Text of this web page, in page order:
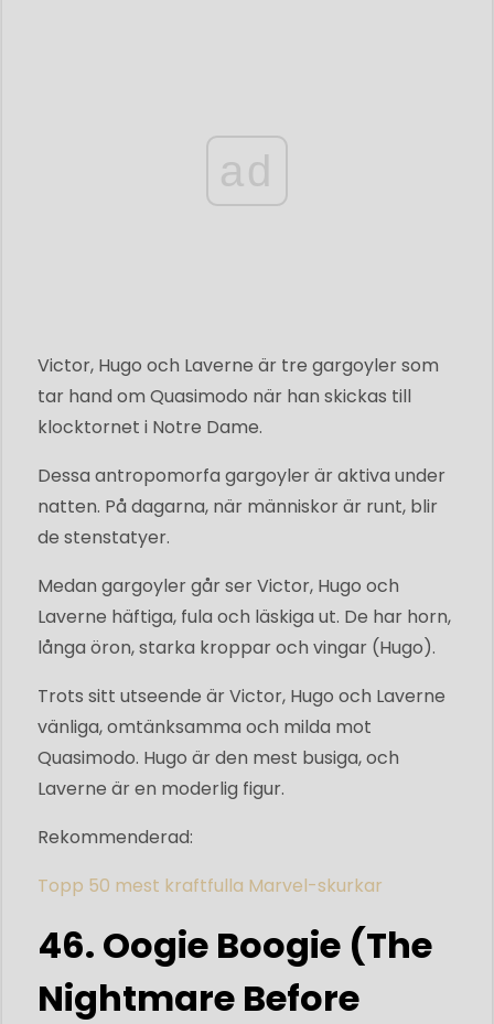
ad
Victor, Hugo och Laverne är tre gargoyler som
tar hand om Quasimodo när han skickas till
klocktornet i Notre Dame.
Dessa antropomorfa gargoyler är aktiva under
natten. På dagarna, när människor är runt, blir
de stenstatyer.
Medan gargoyler går ser Victor, Hugo och
Laverne häftiga, fula och läskiga ut. De har horn,
långa öron, starka kroppar och vingar (Hugo).
Trots sitt utseende är Victor, Hugo och Laverne
vänliga, omtänksamma och milda mot
Quasimodo. Hugo är den mest busiga, och
Laverne är en moderlig figur.
Rekommenderad:
Topp 50 mest kraftfulla Marvel-skurkar
46. ​​Oogie Boogie (The
Nightmare Before